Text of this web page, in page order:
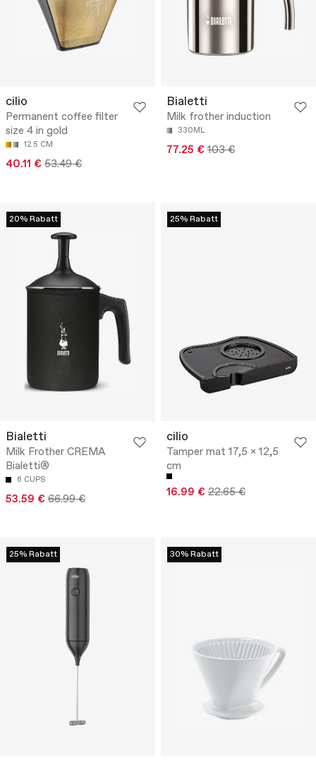
cilio
Permanent coffee filter
size 4 in gold
12.5 CM
40.11 € 53.49 €
Bialetti
Milk frother induction
330ML
77.25 € 103 €
20% Rabatt
Bialetti
Milk Frother CREMA
Bialetti®
6 CUPS
53.59 € 66.99 €
25% Rabatt
cilio
Tamper mat 17,5 x 12,5
cm
16.99 € 22.65 €
25% Rabatt 30% Rabatt